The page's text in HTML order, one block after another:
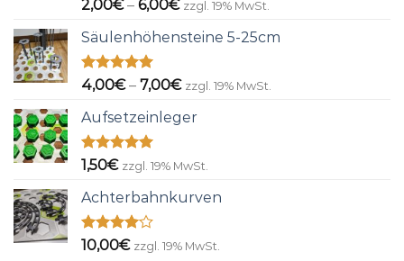
mit
von 5
2,00€ – 6,00€Preisspanne:
bis
zzgl. 19% MwSt.
Säulenhöhensteine 5-25cm
Bewertet
mit
von 5
4,00€ – 7,00€Preisspanne:
bis
zzgl. 19% MwSt.
Aufsetzeinleger
Bewertet
mit
von 5
1,50€ zzgl. 19% MwSt.
Achterbahnkurven
Bewertet
mit
10,00€ zzgl. 19% MwSt.